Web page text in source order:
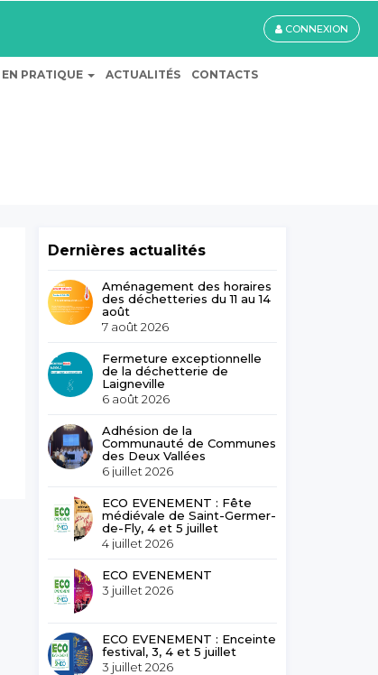
EN PRATIQUE ACTUALITÉS CONTACTS
CONNEXION
Dernières actualités
Aménagement des horaires
des déchetteries du 11 au 14
août
7 août 2026
Fermeture exceptionnelle
de la déchetterie de
Laigneville
6 août 2026
Adhésion de la
Communauté de Communes
des Deux Vallées
6 juillet 2026
ECO EVENEMENT : Fête
médiévale de Saint-Germer-
de-Fly, 4 et 5 juillet
4 juillet 2026
ECO EVENEMENT
3 juillet 2026
ECO EVENEMENT : Enceinte
festival, 3, 4 et 5 juillet
3 juillet 2026